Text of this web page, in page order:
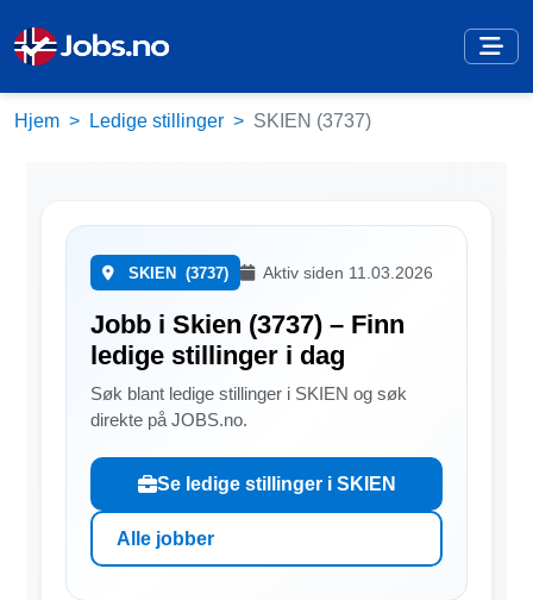
Hjem Ledige stillinger SKIEN (3737)
SKIEN (3737) Aktiv siden 11.03.2026
Jobb i Skien (3737) – Finn
ledige stillinger i dag
Søk blant ledige stillinger i SKIEN og søk
direkte på JOBS.no.
Se ledige stillinger i SKIEN
Alle jobber